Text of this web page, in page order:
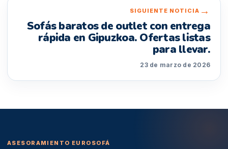
SIGUIENTE NOTICIA →
Sofás baratos de outlet con entrega
rápida en Gipuzkoa. Ofertas listas
para llevar.
23 de marzo de 2026
ASESORAMIENTO EUROSOFÁ